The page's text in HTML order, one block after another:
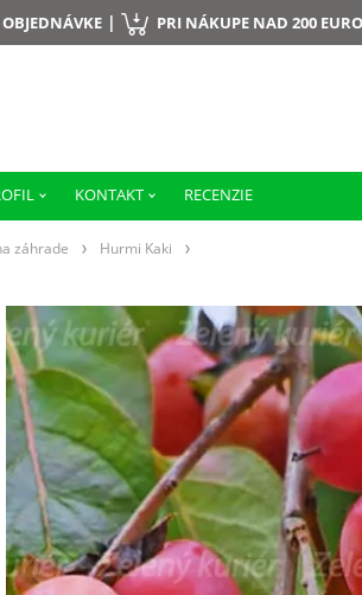
| PRI NÁKUPE NAD 200
KONTAKT RECENZIE
záhrade Hurmi Kaki